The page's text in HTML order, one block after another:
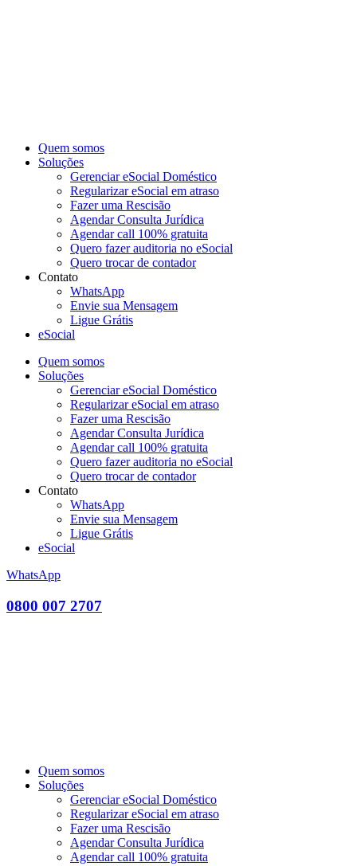
Quem somos
Soluções
Gerenciar eSocial Doméstico
Regularizar eSocial em atraso
Fazer uma Rescisão
Agendar Consulta Jurídica
Agendar call 100% gratuita
Quero fazer auditoria no eSocial
Quero trocar de contador
Contato
WhatsApp
Envie sua Mensagem
Ligue Grátis
eSocial
Quem somos
Soluções
Gerenciar eSocial Doméstico
Regularizar eSocial em atraso
Fazer uma Rescisão
Agendar Consulta Jurídica
Agendar call 100% gratuita
Quero fazer auditoria no eSocial
Quero trocar de contador
Contato
WhatsApp
Envie sua Mensagem
Ligue Grátis
eSocial
WhatsApp
0800 007 2707
Quem somos
Soluções
Gerenciar eSocial Doméstico
Regularizar eSocial em atraso
Fazer uma Rescisão
Agendar Consulta Jurídica
Agendar call 100% gratuita